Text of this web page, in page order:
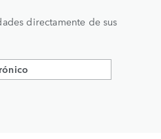
directamente de sus